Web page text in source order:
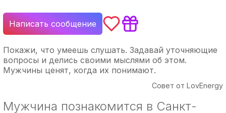
Написать сообщение
Покажи, что умеешь слушать. Задавай уточняющие
вопросы и делись своими мыслями об этом.
Мужчины ценят, когда их понимают.
Совет от LovEnergy
Мужчина познакомится в Санкт-